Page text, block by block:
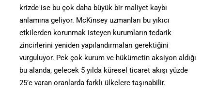
krizde ise bu çok daha büyük bir maliyet kaybı
anlamına geliyor. McKinsey uzmanları bu yıkıcı
etkilerden korunmak isteyen kurumların tedarik
zincirlerini yeniden yapılandırmaları gerektiğini
vurguluyor. Pek çok kurum ve hükümetin aksiyon aldığı
bu alanda, gelecek 5 yılda küresel ticaret akışı yüzde
25’e varan oranlarda farklı ülkelere taşınabilir.